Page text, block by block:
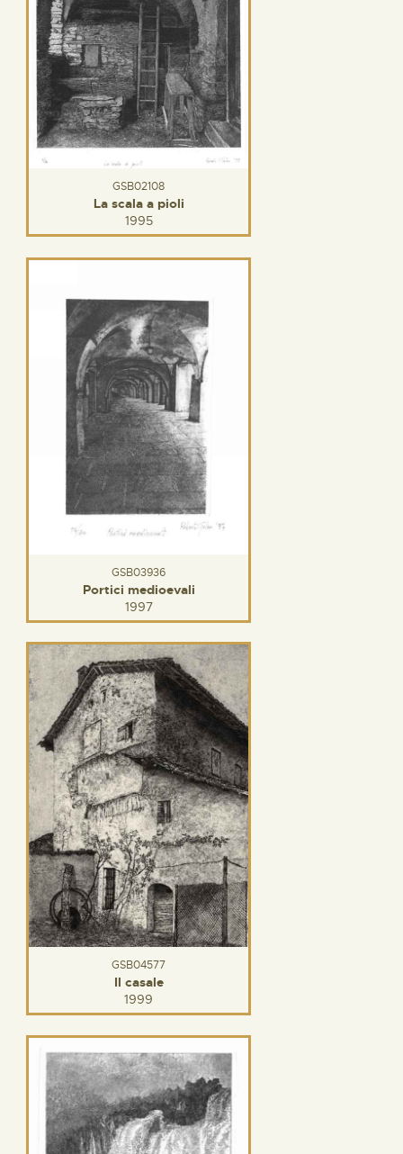
GSB02108
La scala a pioli
1995
GSB03936
Portici medioevali
1997
GSB04577
Il casale
1999